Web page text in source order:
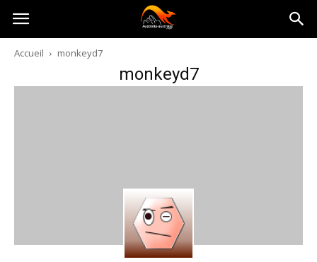
Australia-
australie.com
Accueil monkeyd7
monkeyd7